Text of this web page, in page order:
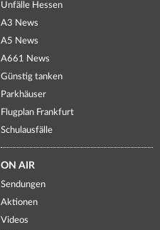
Unfälle Hessen
A3 News
A5 News
A661 News
Günstig tanken
Parkhäuser
Flugplan Frankfurt
Schulausfälle
ON AIR
Sendungen
Aktionen
Videos